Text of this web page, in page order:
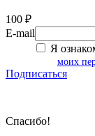
100 ₽
E-mail
Я
моих
Подписаться
Спасибо!